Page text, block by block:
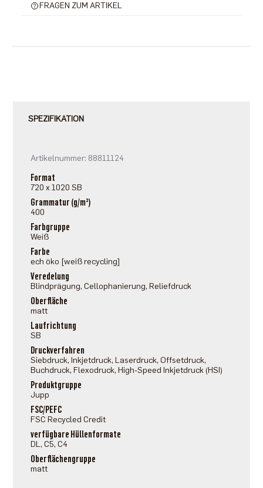
FRAGEN ZUM ARTIKEL
SPEZIFIKATION
Artikelnummer: 88811124
Format
720 x 1020 SB
Grammatur (g/m²)
400
Farbgruppe
Weiß
Farbe
ech öko [weiß recycling]
Veredelung
Blindprägung, Cellophanierung, Reliefdruck
Oberfläche
matt
Laufrichtung
SB
Druckverfahren
Siebdruck, Inkjetdruck, Laserdruck, Offsetdruck,
Buchdruck, Flexodruck, High-Speed Inkjetdruck (HSI)
Produktgruppe
Jupp
FSC/PEFC
FSC Recycled Credit
verfügbare Hüllenformate
DL, C5, C4
Oberflächengruppe
matt